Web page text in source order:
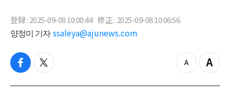
登録 : 2025-09-08 10:00:44 修正 : 2025-09-08 10:06:56
양정미 기자 ssaleya@ajunews.com
f
c
t
i
z
o
Z
o